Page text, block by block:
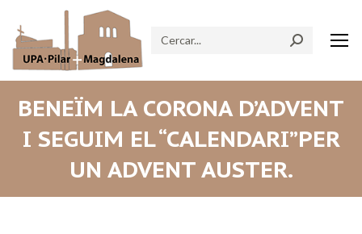
Search:
BENEÏM LA CORONA D’ADVENT
I SEGUIM EL “CALENDARI”PER
UN ADVENT AUSTER.